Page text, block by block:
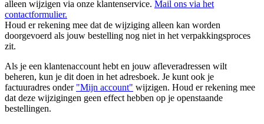
alleen wijzigen via onze klantenservice. Mail ons via het
contactformulier.
Houd er rekening mee dat de wijziging alleen kan worden
doorgevoerd als jouw bestelling nog niet in het verpakkingsproces
zit.
Als je een klantenaccount hebt en jouw afleveradressen wilt
beheren, kun je dit doen in het adresboek. Je kunt ook je
factuuradres onder "Mijn account" wijzigen. Houd er rekening mee
dat deze wijzigingen geen effect hebben op je openstaande
bestellingen.